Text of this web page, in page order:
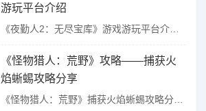
游玩平台介绍
《怪物猎人：荒野》攻略——捕获火
焰蜥蜴攻略分享
《怪物猎人：荒野》捕获火焰蜥蜴攻略分享...